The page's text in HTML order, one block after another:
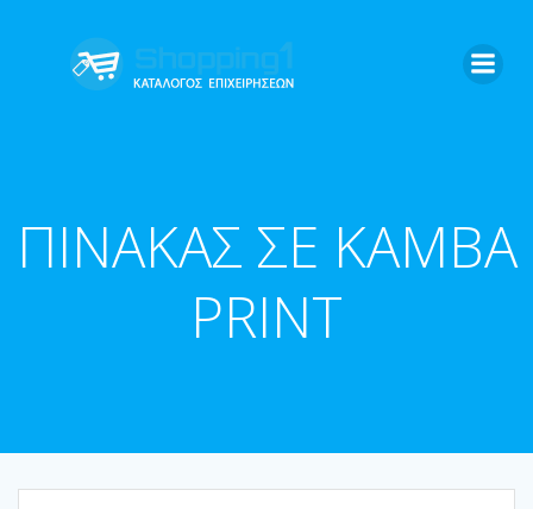
ΠΙΝΑΚΑΣ ΣΕ ΚΑΜΒΑ
PRINT